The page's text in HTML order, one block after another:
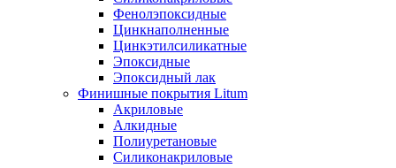
Фенолэпоксидные
Цинкнаполненные
Цинкэтилсиликатные
Эпоксидные
Эпоксидный лак
Финишные покрытия Litum
Акриловые
Алкидные
Полиуретановые
Силиконакриловые